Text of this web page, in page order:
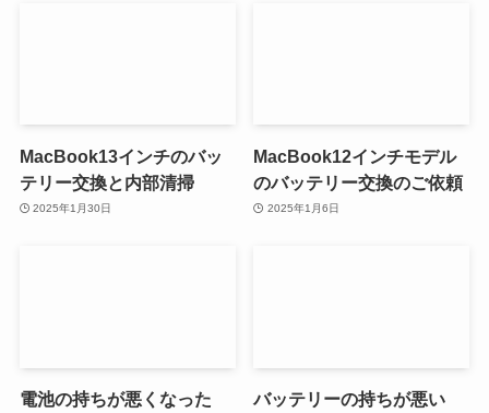
MacBook13インチのバッ
テリー交換と内部清掃
2025年1月30日
MacBook12インチモデル
のバッテリー交換のご依頼
2025年1月6日
電池の持ちが悪くなった
バッテリーの持ちが悪い